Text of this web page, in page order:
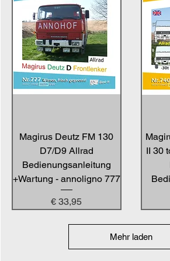
Magirus Deutz FM 130
D7/D9 Allrad
Bedienungsanleitung
+Wartung - annoligno 777
Preis
€ 33,95
II 30
Mehr laden